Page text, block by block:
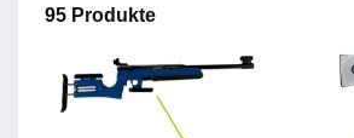
95 Produkte